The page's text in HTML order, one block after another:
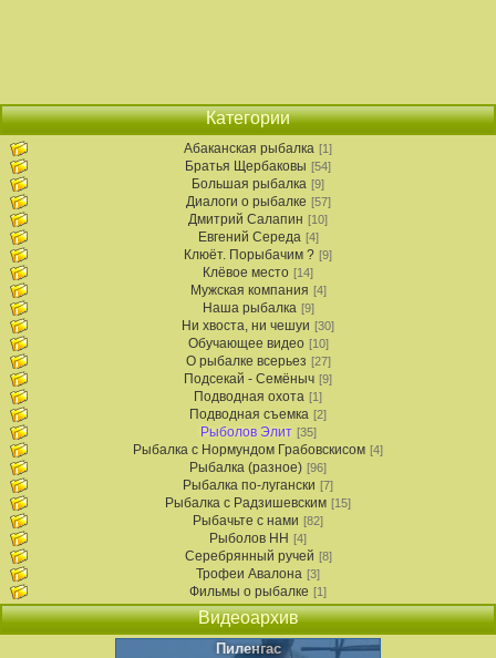
Категории
Абаканская рыбалка [1]
Братья Щербаковы [54]
Большая рыбалка [9]
Диалоги о рыбалке [57]
Дмитрий Салапин [10]
Евгений Середа [4]
Клюёт. Порыбачим ? [9]
Клёвое место [14]
Мужская компания [4]
Наша рыбалка [9]
Ни хвоста, ни чешуи [30]
Обучающее видео [10]
О рыбалке всерьез [27]
Подсекай - Семёныч [9]
Подводная охота [1]
Подводная съемка [2]
Рыболов Элит [35]
Рыбалка с Нормундом Грабовскисом [4]
Рыбалка (разное) [96]
Рыбалка по-лугански [7]
Рыбалка с Радзишевским [15]
Рыбачьте с нами [82]
Рыболов НН [4]
Серебрянный ручей [8]
Трофеи Авалона [3]
Фильмы о рыбалке [1]
Видеоархив
Пиленгас